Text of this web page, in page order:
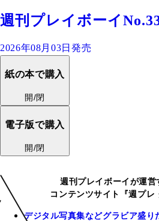
週刊プレイボーイ
2026年08月03日発売
紙の本で購入
開/閉
電子版で購入
開/閉
週刊プレイボーイが運営
コンテンツサイト『週プレ
デジタル写真集などグラビア盛り